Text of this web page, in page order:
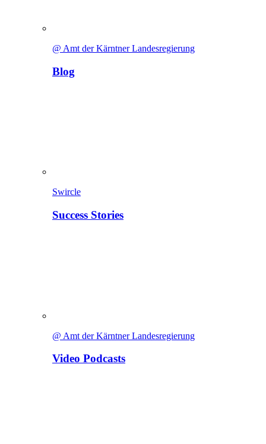
@ Amt der Kärntner Landesregierung
Blog
Swircle
Success Stories
@ Amt der Kärntner Landesregierung
Video Podcasts